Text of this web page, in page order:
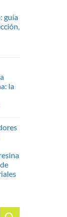
guía
la